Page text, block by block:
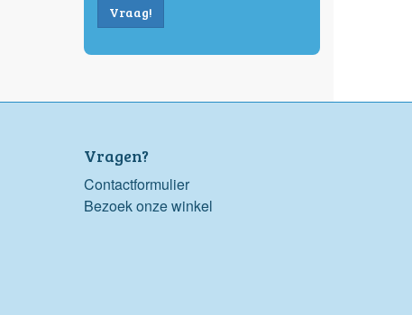
Vraag!
Vragen?
Contactformulier
Bezoek onze winkel